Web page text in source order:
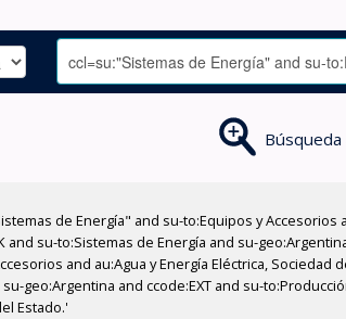
Búsqueda
de Energía" and su-to:Equipos y Accesorios
su-to:Sistemas de Energía and su-
and au:Agua y Energía Eléctrica,
geo:Argentina and ccode:EXT and su-
Estado.'